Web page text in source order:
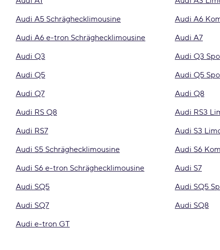
Audi A5 Schräghecklimousine
Audi A6
Audi A6 e-tron Schräghecklimousine
Audi A7
Audi Q3
Audi Q3
Audi Q5
Audi Q5
Audi Q7
Audi Q8
Audi RS Q8
Audi RS3
Audi RS7
Audi S3
Audi S5 Schräghecklimousine
Audi S6
Audi S6 e-tron Schräghecklimousine
Audi S7
Audi SQ5
Audi SQ5
Audi SQ7
Audi SQ8
Audi e-tron GT